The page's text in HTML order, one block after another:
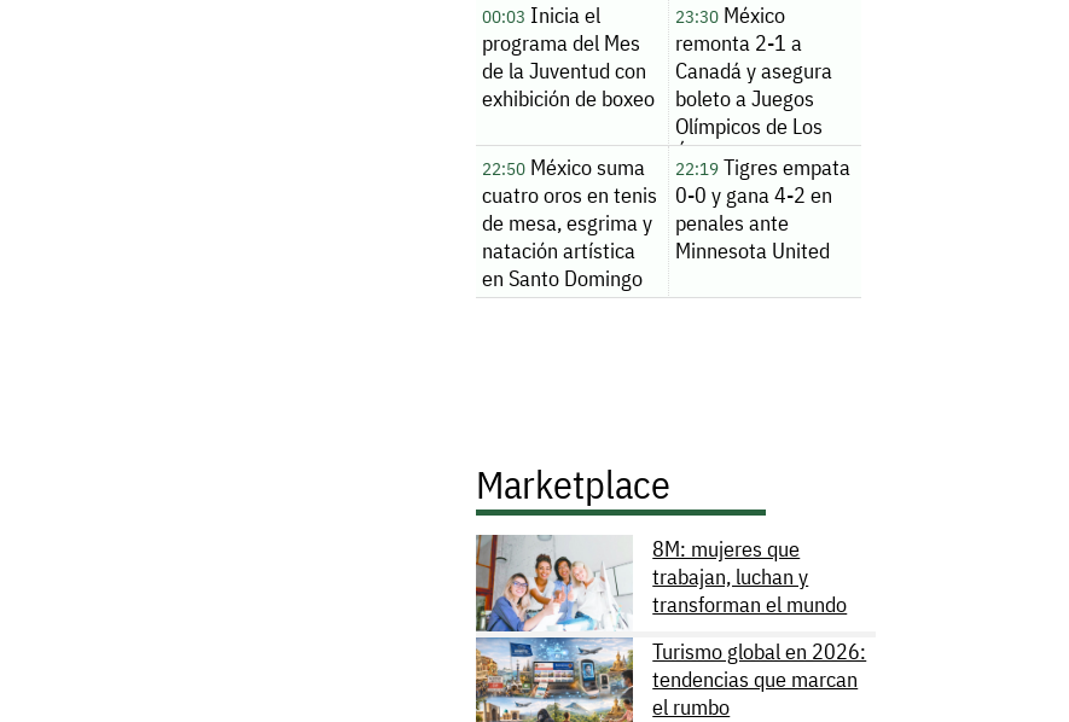
00:03 Inicia el
programa del Mes
de la Juventud con
exhibición de boxeo
23:30México
remonta 2-1 a
Canadá y asegura
boleto a Juegos
Olímpicos de Los
Ángeles 2028
22:50 México suma
cuatro oros en tenis
de mesa, esgrima y
natación artística
en Santo Domingo
22:19Tigres empata
0-0 y gana 4-2 en
penales ante
Minnesota United
Marketplace
8M: mujeres que
trabajan, luchan y
transforman el mundo
Turismo global en 2026:
tendencias que marcan
el rumbo